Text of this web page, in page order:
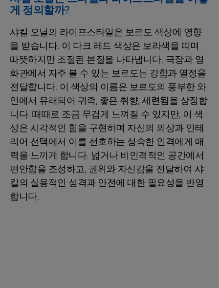
게 정의할까?
샤킬 오닐의 라이프스타일은 보르도 색상에 영향
을 받습니다. 이 다크 레드 색상은 보라색을 띠며
따뜻하지만 조절된 본질을 나타냅니다. 극장과 영
화관에서 자주 볼 수 있는 보르도는 강함과 열정을
전달합니다. 이 색상의 이름은 보르도의 풍부한 와
인에서 유래되어 귀족, 좋은 취향, 세련됨을 상징합
니다. 때때로 조금 무겁게 느껴질 수 있지만, 이 색
상은 시각적인 힘을 구현하며 자신의 의상과 인테
리어 선택에서 이를 선호하는 성숙한 인격에게 매
력을 느끼게 합니다. 넓거나 비인격적인 공간에서
편안함을 조성하고, 권위와 자신감을 전달하여 샤
킬의 실용적인 성격과 안전에 대한 필요성을 반영
합니다.